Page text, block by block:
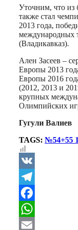
Уточним, что из
также стал
2013 года,
международных
(Владикавказ).
Ален Засеев –
Европы 2013
Европы 2016
(2012, 2013 и
крупных
Олимпийских
Гугули Валиев
TAGS: №54+55
VK
Telegram
Facebook
WhatsApp